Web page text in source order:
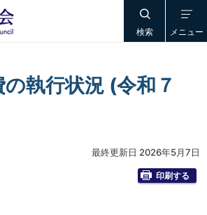
検索 メニュー
執行状況 (令和７
最終更新日 2026年5月7日
印刷する